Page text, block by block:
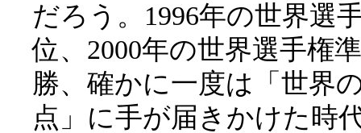
だろう。1996年の世界選
位、2000年の世界選手権
勝、確かに一度は「世界
点」に手が届きかけた時